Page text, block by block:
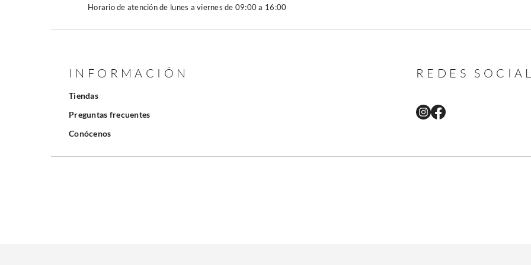
Horario de atención de lunes a viernes de 09:00 a 16:00
INFORMACIÓN
Tiendas
Preguntas frecuentes
Conócenos
REDES